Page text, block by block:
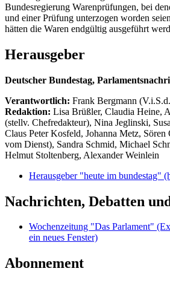
Bundesregierung Warenprüfungen, bei
und einer Prüfung unterzogen worden
hätten die Waren endgültig ausgeführt
Herausgeber
Deutscher Bundestag,
Verantwortlich: Frank Bergmann
Redaktion: Lisa Brüßler, Claudia Heine,
(stellv. Chefredakteur), Nina Jeglinski,
Claus Peter Kosfeld, Johanna Metz,
vom Dienst), Sandra Schmid, Michael
Helmut Stoltenberg, Alexander Weinlein
Herausgeber "heute im bundestag"
Nachrichten, Debatten
Wochenzeitung "Das Parlament"
ein neues Fenster)
Abonnement